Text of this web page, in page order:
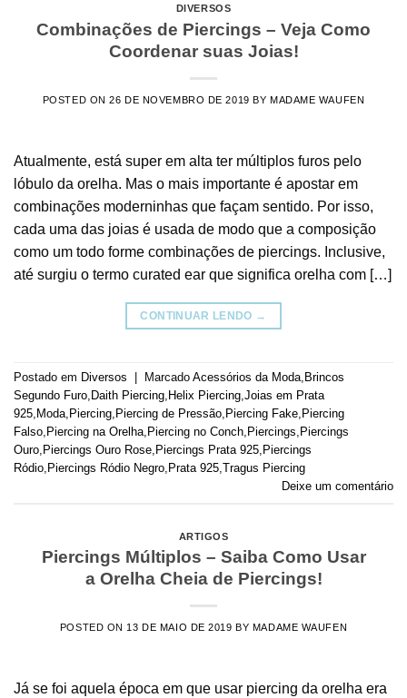
DIVERSOS
Combinações de Piercings – Veja Como
Coordenar suas Joias!
POSTED ON26 DE NOVEMBRO DE 2019 BY MADAME WAUFEN
Atualmente, está super em alta ter múltiplos furos pelo
lóbulo da orelha. Mas o mais importante é apostar em
combinações moderninhas que façam sentido. Por isso,
cada uma das joias é usada de modo que a composição
como um todo forme combinações de piercings. Inclusive,
até surgiu o termo curated ear que significa orelha com […]
CONTINUAR LENDO →
Postado em Diversos Marcado Acessórios da Moda Brincos
Segundo Furo Daith Piercing Helix Piercing Joias em Prata
925 Moda Piercing Piercing de Pressão Piercing Fake Piercing
Falso Piercing na Orelha Piercing no Conch Piercings Piercings
Ouro Piercings Ouro Rose Piercings Prata 925 Piercings
Ródio Piercings Ródio Negro Prata 925 Tragus Piercing
Deixe um comentário
ARTIGOS
Piercings Múltiplos – Saiba Como Usar
a Orelha Cheia de Piercings!
POSTED ON 13 DE MAIO DE 2019 BY MADAME WAUFEN
Já se foi aquela época em que usar piercing da orelha era